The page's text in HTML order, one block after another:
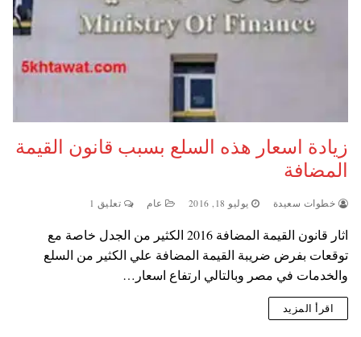
زيادة اسعار هذه السلع بسبب قانون القيمة
المضافة
خطوات سعيدة يوليو 18, 2016 عام تعليق 1
اثار قانون القيمة المضافة 2016 الكثير من الجدل خاصة مع
توقعات بفرض ضريبة القيمة المضافة علي الكثير من السلع
والخدمات في مصر وبالتالي ارتفاع اسعار…
اقرأ المزيد